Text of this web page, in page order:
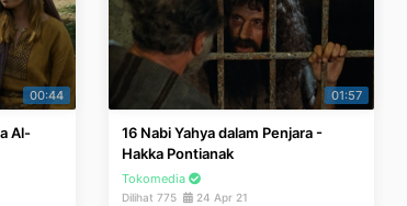
00:44
Al-
01:57
16 Nabi Yahya dalam Penjara -
Hakka Pontianak
Tokomedia
Dilihat 775 24 Apr 21